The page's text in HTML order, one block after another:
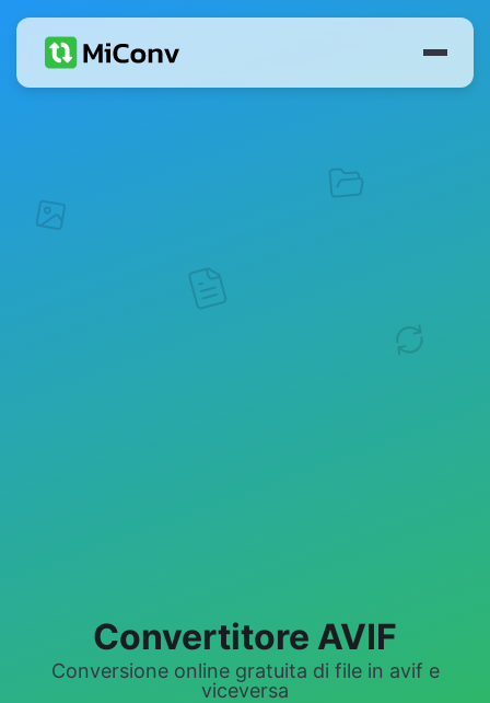
Convertitore AVIF
Conversione online gratuita di file in avif e
viceversa